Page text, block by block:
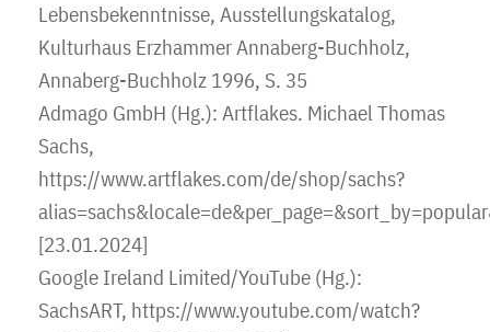
Lebensbekenntnisse, Ausstellungskatalog,
Kulturhaus Erzhammer Annaberg-Buchholz,
Annaberg-Buchholz 1996, S. 35
Admago GmbH (Hg.): Artflakes. Michael Thomas
Sachs,
https://www.artflakes.com/de/shop/sachs?
[23.01.2024]
Google Ireland Limited/YouTube (Hg.):
SachsART, https://www.youtube.com/watch?